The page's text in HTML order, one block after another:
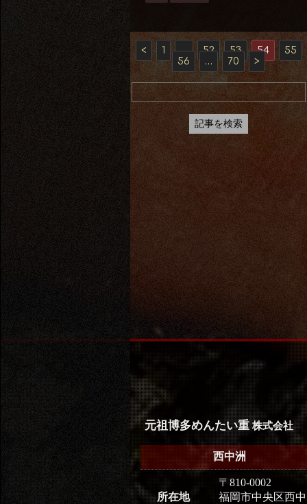
< 1 … 52 53 54
55
56
… 70 >
元祖博多めんたい重株式会社
西中洲
所在地
〒810-0002
福岡市中央区西中